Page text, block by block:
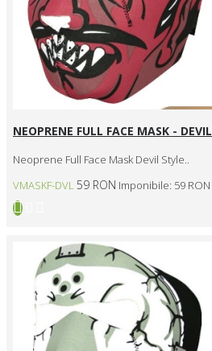
NEOPRENE FULL FACE MASK - DEVIL
Neoprene Full Face Mask Devil Style..
VMASKF-DVL 59 RON Imponibile: 59 RON